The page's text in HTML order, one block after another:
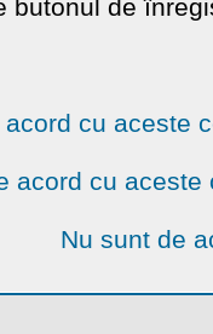
butonul de
acord cu aceste
acord cu
Nu sunt de